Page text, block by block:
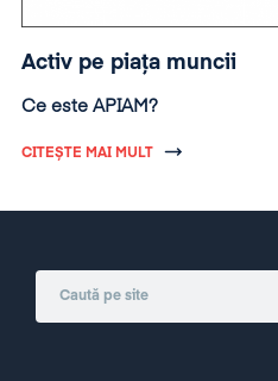
Activ pe piața muncii
Ce este APIAM?
CITEȘTE MAI MULT